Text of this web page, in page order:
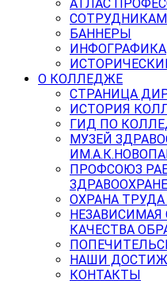
АТЛАС
СОТРУДНИКАМ
БАННЕРЫ
ИНФОГРАФИКА
О КОЛЛЕДЖЕ
СТРАНИЦА
ИСТОРИЯ
ГИД ПО
МУЗЕЙ
ПРОФСОЮЗ
ОХРАНА
НЕЗАВИСИМАЯ
КАЧЕСТВА
НАШИ
КОНТАКТЫ